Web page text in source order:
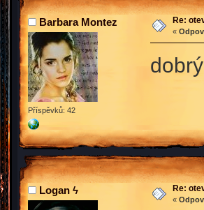
Barbara Montez
Příspěvků: 42
Re:
«
Logan ϟ Re:
«